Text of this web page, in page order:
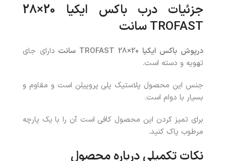
جزئیات
درب باکس ایکیا 20×28
TROFAST سانت
درپوش باکس ایکیا 20×28 TROFAST سانت
دارای جای
تهویه و دسته است.
جنس این محصول پلاستیک پلی پروپیلن است و مقاوم و
بسیار با دوام است.
برای تمیز کردن این محصول کافی است آن را با یک پارچه
مرطوب پاک کنید.
نکات تکمیلی درباره محصول